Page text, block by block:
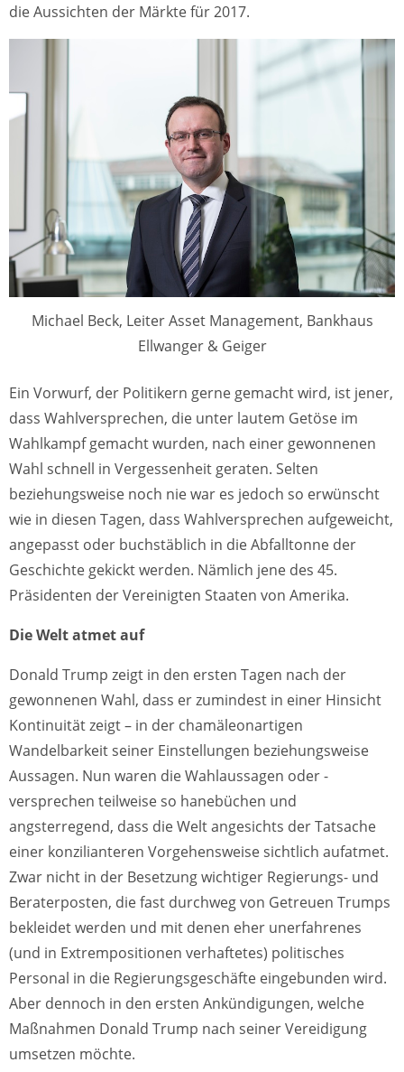
die Aussichten der Märkte für 2017.
Michael Beck, Leiter Asset Management, Bankhaus
Ellwanger & Geiger
Ein Vorwurf, der Politikern gerne gemacht wird, ist jener,
dass Wahlversprechen, die unter lautem Getöse im
Wahlkampf gemacht wurden, nach einer gewonnenen
Wahl schnell in Vergessenheit geraten. Selten
beziehungsweise noch nie war es jedoch so erwünscht
wie in diesen Tagen, dass Wahlversprechen aufgeweicht,
angepasst oder buchstäblich in die Abfalltonne der
Geschichte gekickt werden. Nämlich jene des 45.
Präsidenten der Vereinigten Staaten von Amerika.
Die Welt atmet auf
Donald Trump zeigt in den ersten Tagen nach der
gewonnenen Wahl, dass er zumindest in einer Hinsicht
Kontinuität zeigt – in der chamäleonartigen
Wandelbarkeit seiner Einstellungen beziehungsweise
Aussagen. Nun waren die Wahlaussagen oder -
versprechen teilweise so hanebüchen und
angsterregend, dass die Welt angesichts der Tatsache
einer konzilianteren Vorgehensweise sichtlich aufatmet.
Zwar nicht in der Besetzung wichtiger Regierungs- und
Beraterposten, die fast durchweg von Getreuen Trumps
bekleidet werden und mit denen eher unerfahrenes
(und in Extrempositionen verhaftetes) politisches
Personal in die Regierungsgeschäfte eingebunden wird.
Aber dennoch in den ersten Ankündigungen, welche
Maßnahmen Donald Trump nach seiner Vereidigung
umsetzen möchte.